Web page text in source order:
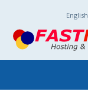
English